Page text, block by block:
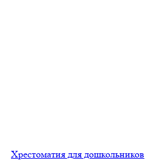
Хрестоматия для дошкольников